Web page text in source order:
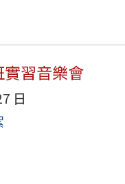
習音樂會
日